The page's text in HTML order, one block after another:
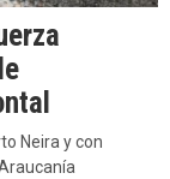
Neira y con